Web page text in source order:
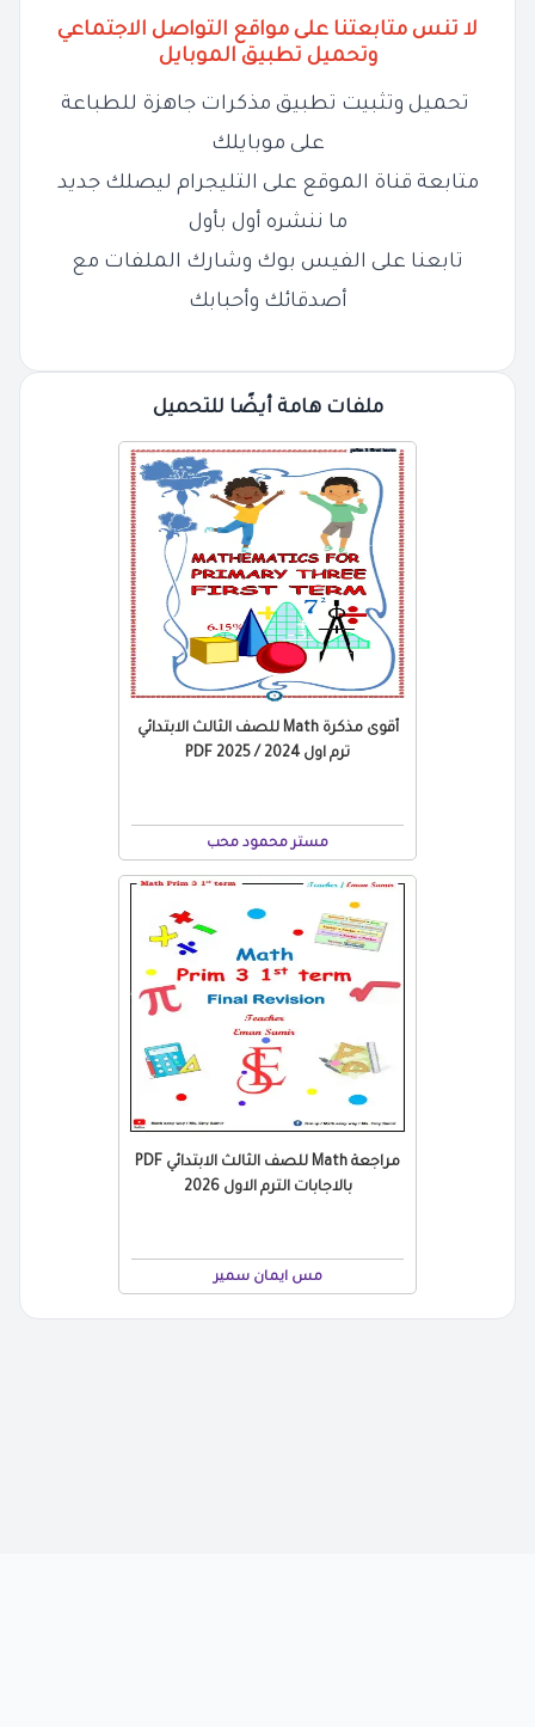
لا تنس متابعتنا على مواقع التواصل الاجتماعي
وتحميل تطبيق الموبايل
تحميل وتثبيت تطبيق مذكرات جاهزة للطباعة
على موبايلك
متابعة قناة الموقع على التليجرام ليصلك جديد
ما ننشره أول بأول
تابعنا على الفيس بوك وشارك الملفات مع
أصدقائك وأحبابك
ملفات هامة أيضًا للتحميل
أقوى مذكرة Math للصف الثالث الابتدائي
ترم اول 2024 / 2025 PDF
مستر محمود محب
مراجعة Math للصف الثالث الابتدائي PDF
بالاجابات الترم الاول 2026
مس ايمان سمير